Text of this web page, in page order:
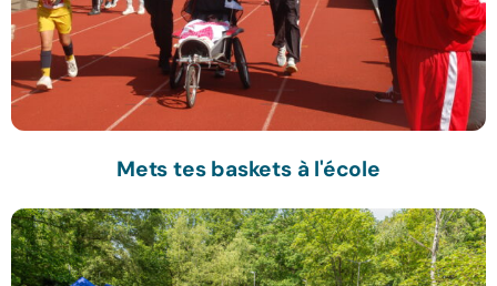
Mets tes baskets à l'école